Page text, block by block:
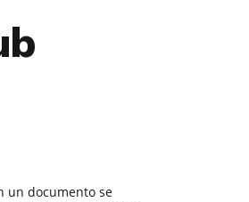
un documento se